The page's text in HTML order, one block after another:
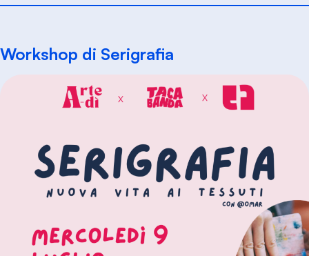
Workshop di Serigrafia